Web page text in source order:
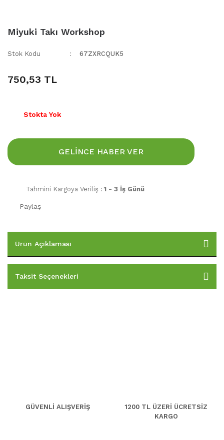
Miyuki Takı Workshop
Stok Kodu 67ZXRCQUK5
750,53 TL
Stokta Yok
GELİNCE HABER VER
Tahmini Kargoya Veriliş : 1 - 3 İş Günü
Paylaş
Ürün Açıklaması
Taksit Seçenekleri
GÜVENLİ ALIŞVERİŞ
1200 TL ÜZERİ ÜCRETSİZ
KARGO